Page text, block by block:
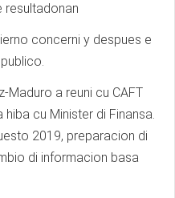
resultadonan
concerni y despues e
Maduro a reuni cu CAFT
cu Minister di Finansa.
2019, preparacion di
di informacion basa